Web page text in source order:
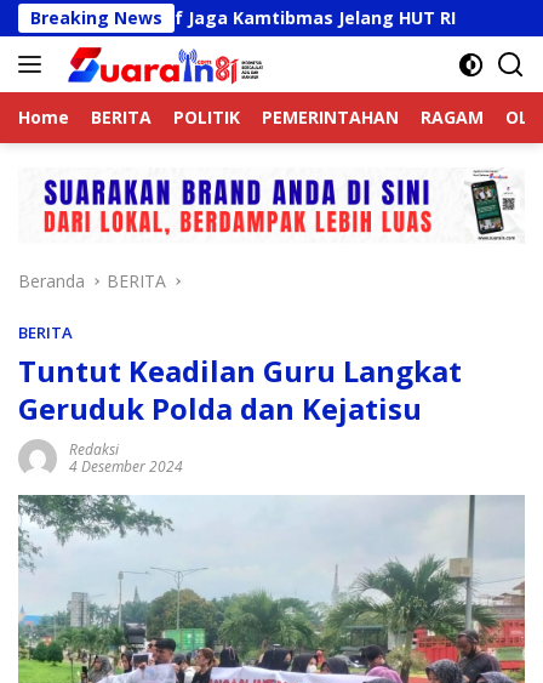
Langsung
ke
konten
Breaking News
Jaga Kamtibmas Jelang HUT RI Sambut HUT RI
Home BERITA POLITIK PEMERINTAHAN RAGAM
Beranda BERITA
BERITA
Tuntut Keadilan Guru Langkat
Geruduk Polda dan Kejatisu
Redaksi
4 Desember 2024